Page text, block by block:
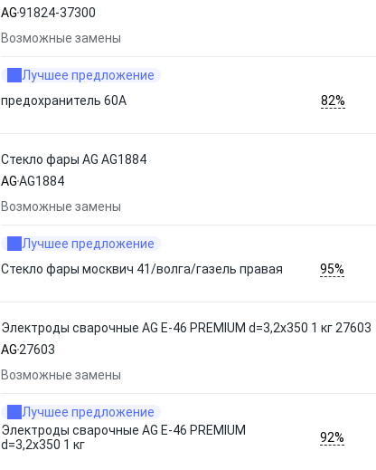
AG91824-37300
Возможные замены
Лучшее предложение
предохранитель 60А
82%
Стекло фары AG AG1884
AGAG1884
Возможные замены
Лучшее предложение
Стекло фары москвич 41/волга/газель правая
95%
Электроды сварочные AG E-46 PREMIUM d=3,2x350 1 кг 27603
AG 27603
Возможные замены
Лучшее предложение
Электроды сварочные AG E-46 PREMIUM
d=3,2x350 1 кг
92%